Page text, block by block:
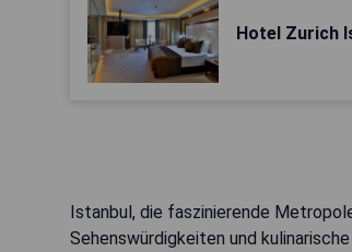
Hotel Zurich
Istanbul, die faszinierende
Sehenswürdigkeiten und